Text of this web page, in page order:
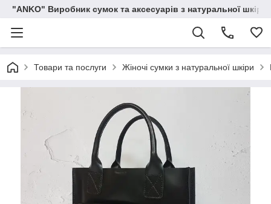
"ANKO" Виробник сумок та аксесуарів з натуральної шкіри.
Товари та послуги Жіночі сумки з натуральної шкіри